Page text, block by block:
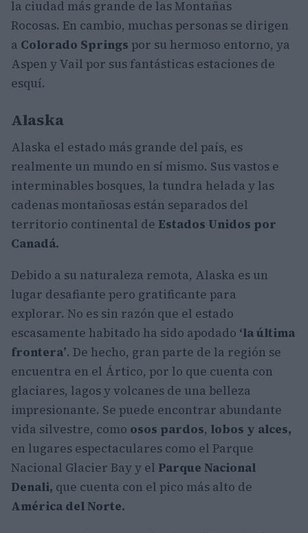
la ciudad más grande de las Montañas
Rocosas. En cambio, muchas personas se dirigen
a Colorado Springs por su hermoso entorno, ya
Aspen y Vail por sus fantásticas estaciones de
esquí.
Alaska
Alaska el estado más grande del país, es
realmente un mundo en sí mismo. Sus vastos e
interminables bosques, la tundra helada y las
cadenas montañosas están separados del
territorio continental de Estados Unidos por
Canadá.
Debido a su naturaleza remota, Alaska es un
lugar desafiante pero gratificante para
explorar. No es sin razón que el estado
escasamente habitado ha sido apodado ‘la última
frontera’. De hecho, gran parte de la región se
encuentra en el Ártico, por lo que cuenta con
glaciares, lagos y volcanes de una belleza
impresionante. Se puede encontrar abundante
vida silvestre, como osos pardos, lobos y alces,
en lugares espectaculares como el Parque
Nacional Glacier Bay y el Parque Nacional
Denali, que cuenta con el pico más alto de
América del Norte.